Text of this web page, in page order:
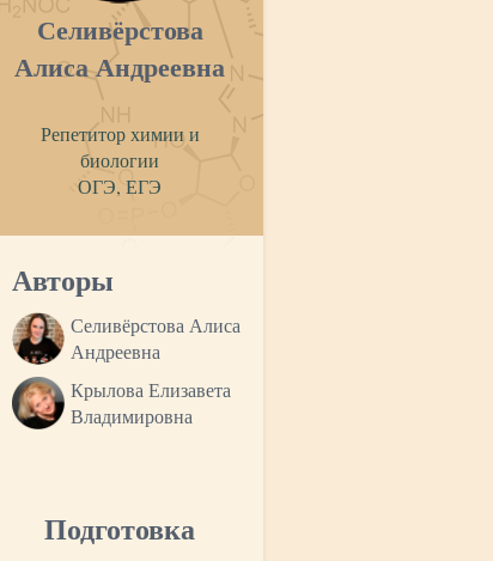
Селивёрстова
Алиса Андреевна
Репетитор химии и
биологии
ОГЭ, ЕГЭ
Авторы
Селивёрстова Алиса
Андреевна
Крылова Елизавета
Владимировна
Подготовка